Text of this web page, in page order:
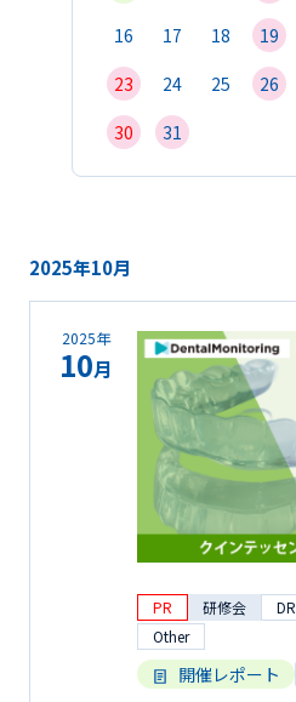
16
17 18 19
23
24 25 26
30
31
2025年10月
2025年
10月
PR 研修会 DR
Other
開催レポート